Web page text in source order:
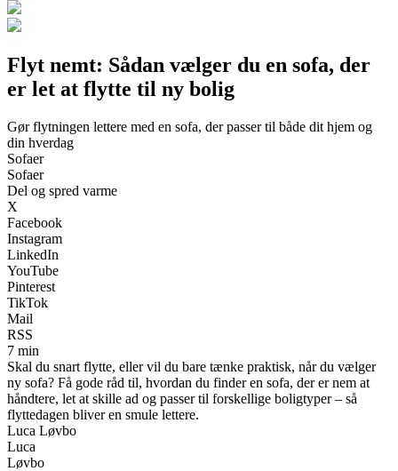
Flyt nemt: Sådan vælger du en sofa, der
er let at flytte til ny bolig
Gør flytningen lettere med en sofa, der passer til både dit hjem og
din hverdag
Sofaer
Sofaer
Del og spred varme
X
Facebook
Instagram
LinkedIn
YouTube
Pinterest
TikTok
Mail
RSS
7 min
Skal du snart flytte, eller vil du bare tænke praktisk, når du vælger
ny sofa? Få gode råd til, hvordan du finder en sofa, der er nem at
håndtere, let at skille ad og passer til forskellige boligtyper – så
flyttedagen bliver en smule lettere.
Luca Løvbo
Luca
Løvbo